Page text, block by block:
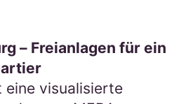
– Freianlagen für ein